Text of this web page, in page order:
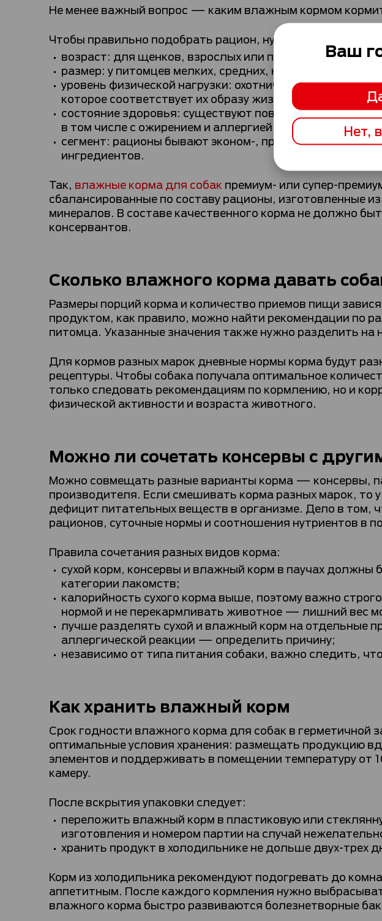
Ваш
Нет,
Не менее важный вопрос — каким влажным кормом
Чтобы правильно подобрать рацион, нужно учесть
возраст: для щенков, взрослых или пожилых собак
размер: у питомцев мелких, средних, крупных или
уровень физической нагрузки: охотничья, служебная,
которое соответствует их образу жизни и помогает
состояние здоровья: существуют повседневные и
в том числе с ожирением и аллергией, а также для
сегмент: рационы бывают эконом-, премиум- и супер-
ингредиентов.
Так, влажные корма для собак премиум- или супер-
сбалансированные по составу рационы, изготовленные
минералов. В составе качественного корма не должно
консервантов.
Сколько влажного корма давать
Размеры порций корма и количество приемов пищи
продуктом, как правило, можно найти рекомендации по
питомца. Указанные значения также нужно разделить на
Для кормов разных марок дневные нормы корма будут
рецептуры. Чтобы собака получала оптимальное
только следовать рекомендациям по кормлению, но и
физической активности и возраста животного.
Можно ли сочетать консервы с
Можно совмещать разные варианты корма — консервы,
производителя. Если смешивать корма разных марок, то
дефицит питательных веществ в организме. Дело в том,
рационов, суточные нормы и соотношения нутриентов в
Правила сочетания разных видов корма:
сухой корм, консервы и влажный корм в паучах
категории лакомств;
калорийность сухого корма выше, поэтому важно
нормой и не перекармливать животное — лишний вес
лучше разделять сухой и влажный корм на отдельные
аллергической реакции — определить причину;
независимо от типа питания собаки, важно следить,
Как хранить влажный корм
Срок годности влажного корма для собак в
оптимальные условия хранения: размещать продукцию
элементов и поддерживать в помещении температуру
камеру.
После вскрытия упаковки следует:
переложить влажный корм в пластиковую или
изготовления и номером партии на случай
хранить продукт в холодильнике не дольше двух-трех
Корм из холодильника рекомендуют подогревать до
аппетитным. После каждого кормления нужно
влажного корма быстро развиваются болезнетворные